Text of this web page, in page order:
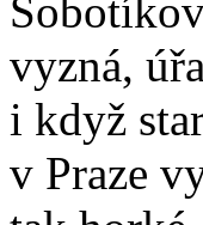
vyzná,
i když
v Praze